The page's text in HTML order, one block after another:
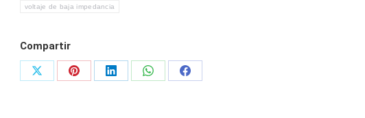
voltaje de baja impedancia
Compartir
Share
Share
Share
Share
Share